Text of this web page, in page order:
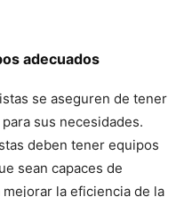
adecuados
se aseguren de tener
sus necesidades.
deben tener equipos
sean capaces de
la eficiencia de la